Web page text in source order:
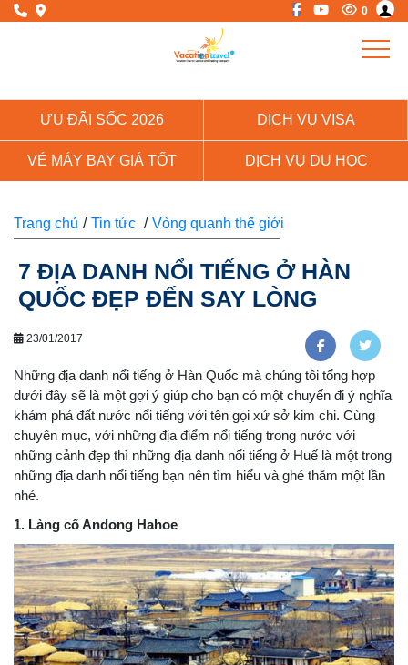
0
ƯU ĐÃI SỐC 2026 DỊCH VỤ VISA
VÉ MÁY BAY GIÁ TỐT DỊCH VỤ DU HỌC
Trang chủ / Tin tức / Vòng quanh thế giới
7 ĐỊA DANH NỔI TIẾNG Ở HÀN
QUỐC ĐẸP ĐẾN SAY LÒNG
23/01/2017
Những địa danh nổi tiếng ở Hàn Quốc mà chúng tôi tổng hợp
dưới đây sẽ là một gợi ý giúp cho bạn có một chuyến đi ý nghĩa
khám phá đất nước nổi tiếng với tên gọi xứ sở kim chi. Cùng
chuyên mục, với những địa điểm nổi tiếng trong nước với
những cảnh đẹp thì những địa danh nổi tiếng ở Huế là một trong
những địa danh nổi tiếng bạn nên tìm hiểu và ghé thăm một lần
nhé.
1. Làng cổ Andong Hahoe